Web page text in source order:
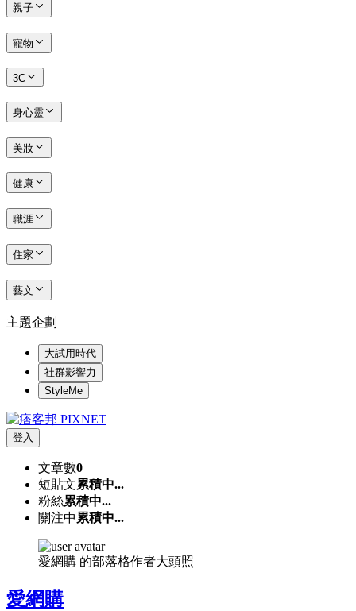
親子
寵物
3C
身心靈
美妝
健康
職涯
住家
藝文
主題企劃
大試用時代
社群影響力
StyleMe
登入
文章數0
短貼文累積中...
粉絲累積中...
關注中 累積中...
愛網購 的部落格作者大頭照
愛網購